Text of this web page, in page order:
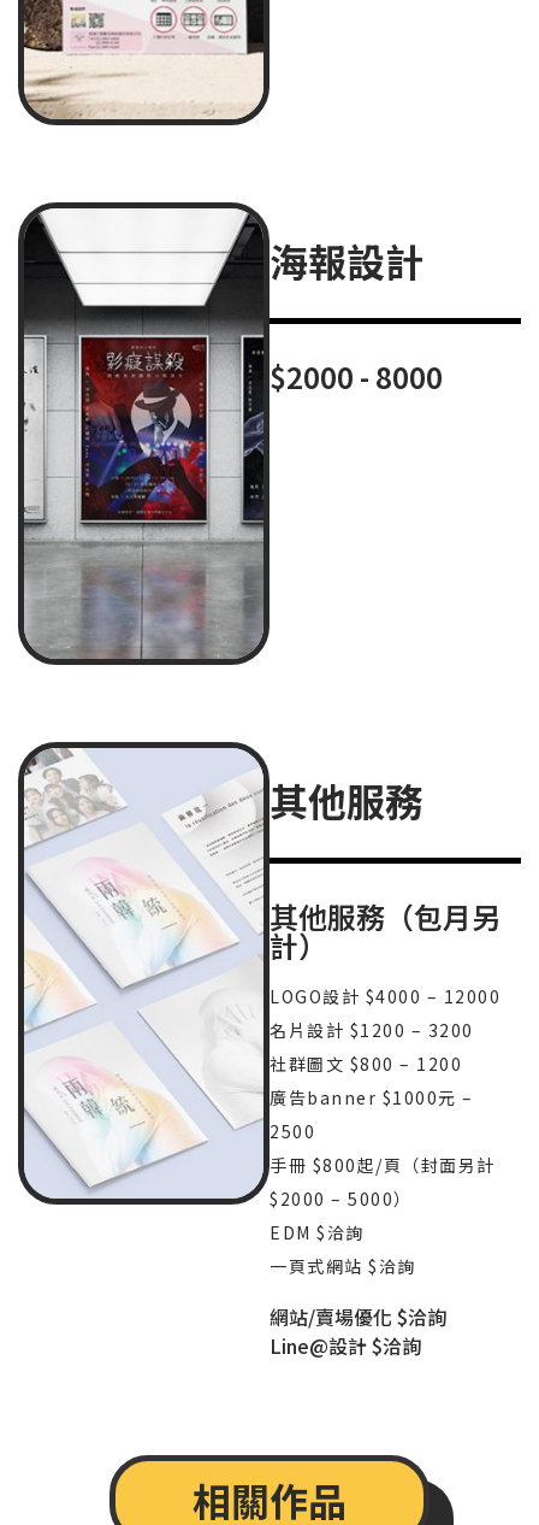
海報設計
$2000 - 8000
其他服務
其他服務（包月另
計）
LOGO設計 $4000 – 12000
名片設計 $1200 – 3200
社群圖文 $800 – 1200
廣告banner $1000元 –
2500
手冊 $800起/頁（封面另計
$2000 – 5000）
EDM $洽詢
一頁式網站 $洽詢
網站/賣場優化 $洽詢
Line@設計 $洽詢
相關作品